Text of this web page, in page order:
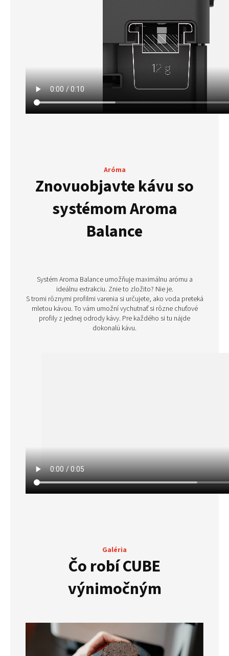
Aróma
Znovuobjavte kávu so
systémom Aroma
Balance
Systém Aroma Balance umožňuje maximálnu arómu a
ideálnu extrakciu. Znie to zložito? Nie je.
S tromi rôznymi profilmi varenia si určujete, ako voda preteká
mletou kávou. To vám umožní vychutnať si rôzne chuťové
profily z jednej odrody kávy. Pre každého si tu nájde
dokonalú kávu.
Galéria
Čo robí CUBE
výnimočným